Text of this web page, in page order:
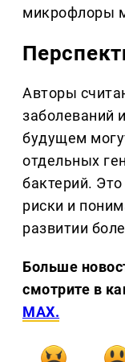
микрофлоры
Авторы
заболеваний
будущем
отдельных
бактерий.
риски и
развитии
Больше
смотрите в
MAX.